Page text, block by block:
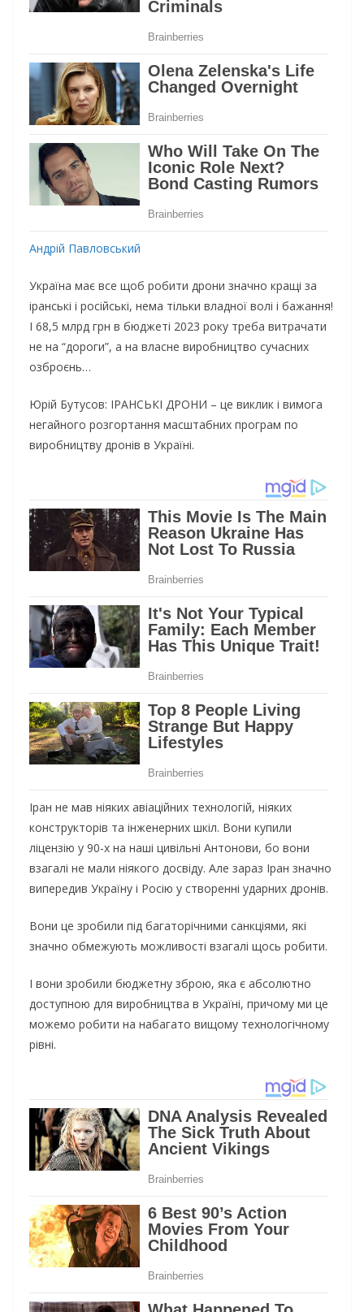
Андрій Павловський
Україна має все щоб робити дрони значно кращі за
іранські і російські, нема тільки владної волі і бажання!
І 68,5 млрд грн в бюджеті 2023 року треба витрачати
не на “дороги”, а на власне виробництво сучасних
озброєнь…
Юрій Бутусов: ІРАНСЬКІ ДРОНИ – це виклик і вимога
негайного розгортання масштабних програм по
виробництву дронів в Україні.
Іран не мав ніяких авіаційних технологій, ніяких
конструкторів та інженерних шкіл. Вони купили
ліцензію у 90-х на наші цивільні Антонови, бо вони
взагалі не мали ніякого досвіду. Але зараз Іран значно
випередив Україну і Росію у створенні ударних дронів.
Вони це зробили під багаторічними санкціями, які
значно обмежують можливості взагалі щось робити.
І вони зробили бюджетну зброю, яка є абсолютно
доступною для виробництва в Україні, причому ми це
можемо робити на набагато вищому технологічному
рівні.